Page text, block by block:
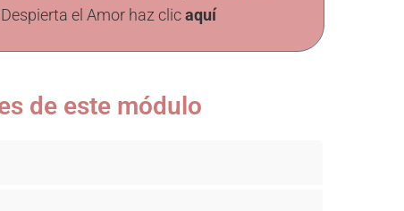
el Amor haz clicaquí
de este módulo